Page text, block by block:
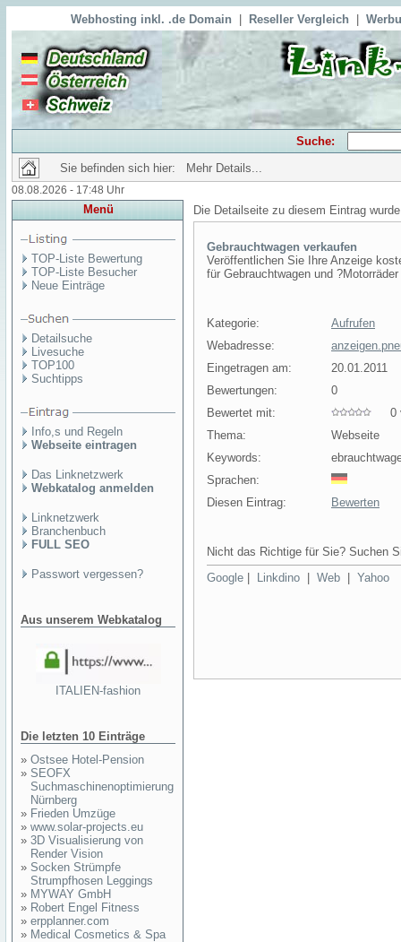
Webhosting inkl. .de Domain Reseller Vergleich
Suche:
Sie befinden sich hier: Mehr Details...
08.08.2026 - 17:48 Uhr
Menü
TOP-Liste Bewertung
TOP-Liste Besucher
Neue Einträge
Detailsuche
Livesuche
TOP100
Suchtipps
Info,s und Regeln
Webseite eintragen
Das Linknetzwerk
Webkatalog anmelden
Linknetzwerk
Branchenbuch
FULL SEO
Passwort vergessen?
Aus unserem Webkatalog
ITALIEN-fashion
Die letzten 10 Einträge
» Ostsee Hotel-Pension
» SEOFX
Suchmaschinenoptimierung
Nürnberg
» Frieden Umzüge
» www.solar-projects.eu
» 3D Visualisierung von
Render Vision
» Socken Strümpfe
Strumpfhosen Leggings
» MYWAY GmbH
» Robert Engel Fitness
» erpplanner.com
» Medical Cosmetics & Spa
Die Detailseite zu diesem Eintrag
Gebrauchtwagen verkaufen
Veröffentlichen Sie Ihre Anzeige
für Gebrauchtwagen und
Kategorie:
Aufrufen
Webadresse:
Eingetragen am:
20.01.2011
Bewertungen:
0
Bewertet mit:
0
Thema:
Webseite
Keywords:
Sprachen:
Diesen Eintrag:
Bewerten
Nicht das Richtige für Sie? Suchen
Google
Linkdino Web Yahoo